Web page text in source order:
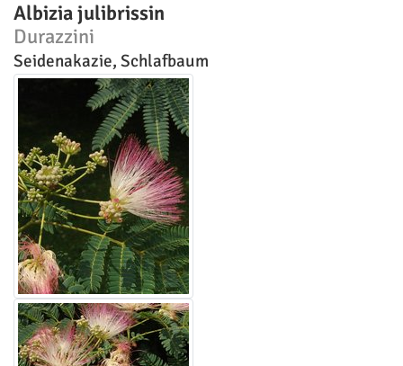
Albizia julibrissin
Durazzini
Seidenakazie, Schlafbaum